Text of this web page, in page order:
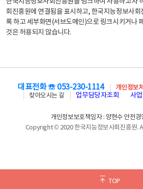
회진흥원에 연결됨을 표시하고, 한국지능정보사
록 하고 세부화면(서브도메인)으로 링크시키거나
것은 허용되지 않습니다.
TOP
대표전화 ☏ 053-230-1114 개인정보
찾아오시는 길
업무담당자조회 사
개인정보보호책임자 : 양현수 안전
Copyright © 2020 한국지능정보사회진흥원.